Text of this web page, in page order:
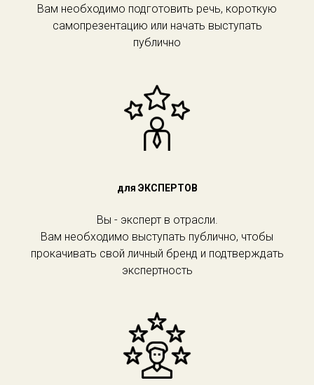
Вам необходимо подготовить речь, короткую
самопрезентацию или начать выступать
публично
для ЭКСПЕРТОВ
Вы - эксперт в отрасли.
Вам необходимо выступать публично, чтобы
прокачивать свой личный бренд и подтверждать
экспертность